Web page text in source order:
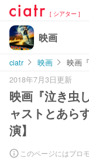
[ シアター ]
映画
ciatr 映画
映画
2018年7月3日更新
映画『泣き虫
ャストとあら
演】
このページにはプロ